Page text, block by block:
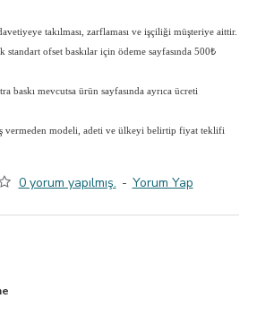
takılması, zarflaması ve işçiliği müşteriye aittir.
standart ofset baskılar için ödeme sayfasında 500₺
baskı mevcutsa ürün sayfasında ayrıca ücreti
vermeden modeli, adeti ve ülkeyi belirtip fiyat teklifi
0 yorum yapılmış. - Yorum Yap